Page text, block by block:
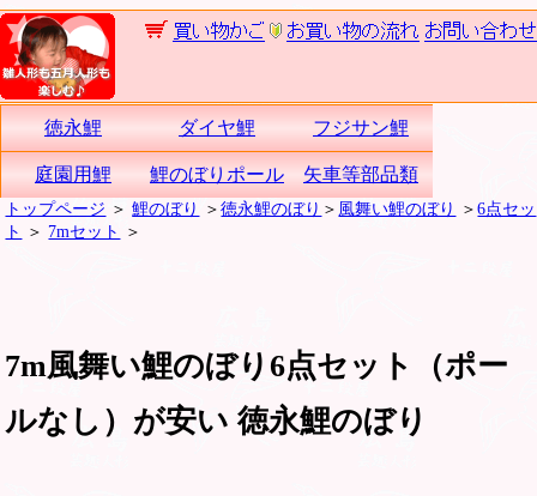
徳永鯉 ダイヤ鯉 フジサン鯉
庭園用鯉 鯉のぼりポール 矢車等部品類
トップページ ＞鯉のぼり ＞徳永鯉のぼり ＞ 風舞い鯉のぼり ＞6点セッ
ト
＞ 7mセット ＞
7m風舞い鯉のぼり6点セット（ポー
ルなし）が安い 徳永鯉のぼり